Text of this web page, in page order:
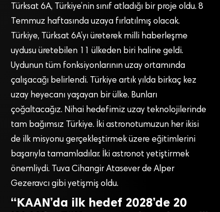
Türksat 6A, Türkiye’nin sınıf atladığı bir proje oldu. 8
Temmuz haftasında uzaya fırlatılmış olacak.
Türkiye, Türksat 6A’yı üreterek milli haberleşme
uydusu üretebilen 11 ülkeden biri haline geldi.
Uydunun tüm fonksiyonlarının uzay ortamında
çalışacağı belirlendi. Türkiye artık yılda birkaç kez
uzay heyecanı yaşayan bir ülke. Bunları
çoğaltacağız. Nihai hedefimiz uzay teknolojilerinde
tam bağımsız Türkiye. İki astronotumuzun her ikisi
de ilk misyonu gerçekleştirmek üzere eğitimlerini
başarıyla tamamladılar. İki astronot yetiştirmek
önemliydi. Tuva Cihangir Atasever de Alper
Gezeravcı gibi yetişmiş oldu.
“KAAN’da ilk hedef 2028’de 20